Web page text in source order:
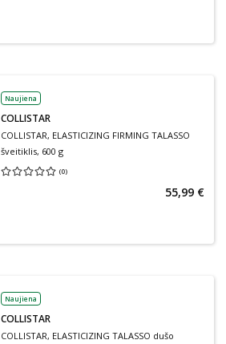
Naujiena
COLLISTAR
COLLISTAR, ELASTICIZING FIRMING TALASSO
šveitiklis, 600 g
(0)
Vidutinis įvertinimas 0.00
55,99 €
Naujiena
COLLISTAR
COLLISTAR, ELASTICIZING TALASSO dušo